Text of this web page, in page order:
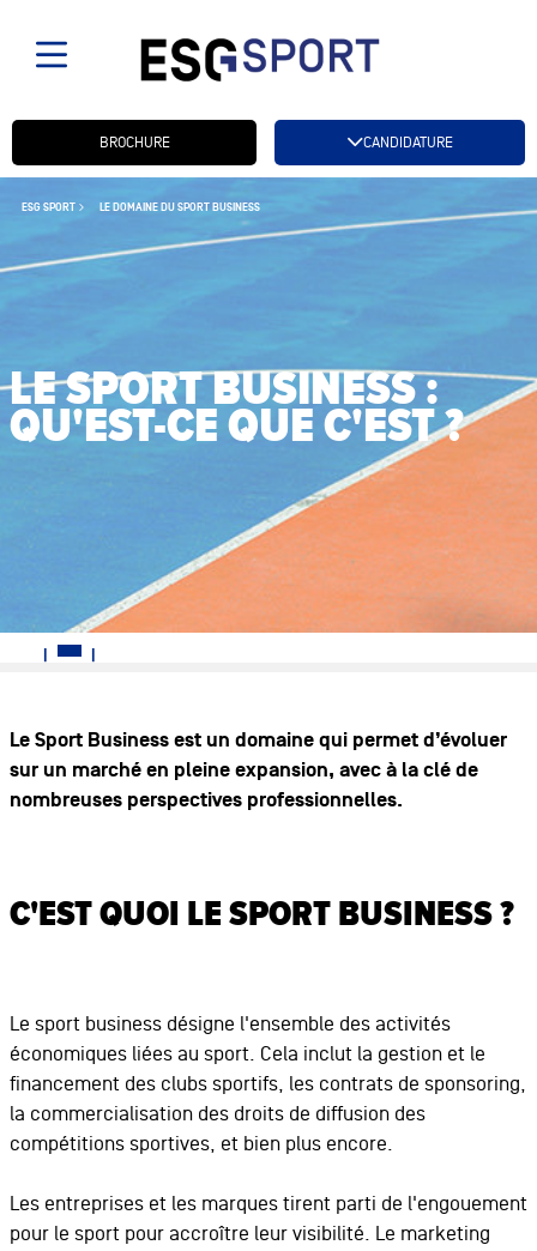
ESG SPORT LE DOMAINE DU SPORT BUSINESS
LE SPORT BUSINESS :
QU'EST-CE QUE C'EST ?
Le Sport Business est un domaine qui permet d’évoluer
sur un marché en pleine expansion, avec à la clé de
nombreuses perspectives professionnelles.
C'EST QUOI LE SPORT BUSINESS ?
Le sport business désigne l'ensemble des activités
économiques liées au sport. Cela inclut la gestion et le
financement des clubs sportifs, les contrats de sponsoring,
la commercialisation des droits de diffusion des
compétitions sportives, et bien plus encore.
Les entreprises et les marques tirent parti de l'engouement
pour le sport pour accroître leur visibilité. Le marketing
CANDIDATURE
Candidatez btnBROCHURE